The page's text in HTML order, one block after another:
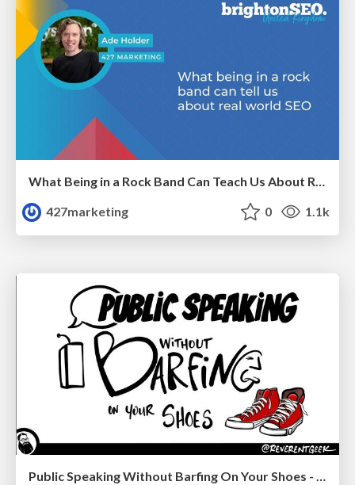
427marketing
0 1.1k
Public Speaking Without Barfing On Your Shoes - THAT 2023